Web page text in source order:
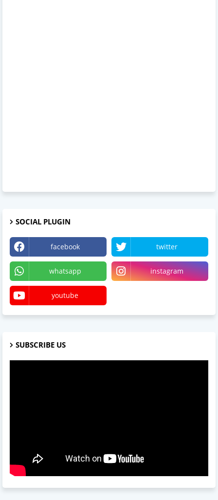
SOCIAL PLUGIN
facebook twitter
whatsapp instagram
youtube
SUBSCRIBE US